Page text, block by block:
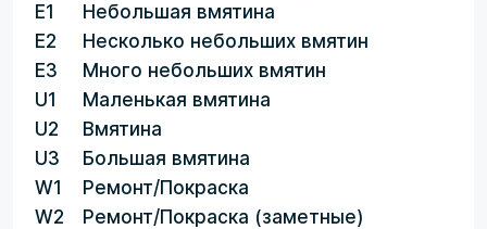
E1
Небольшая вмятина
E2
Несколько небольших вмятин
E3
Много небольших вмятин
U1
Маленькая вмятина
U2
Вмятина
U3
Большая вмятина
W1
Ремонт/Покраска
W2
Ремонт/Покраска (заметные)